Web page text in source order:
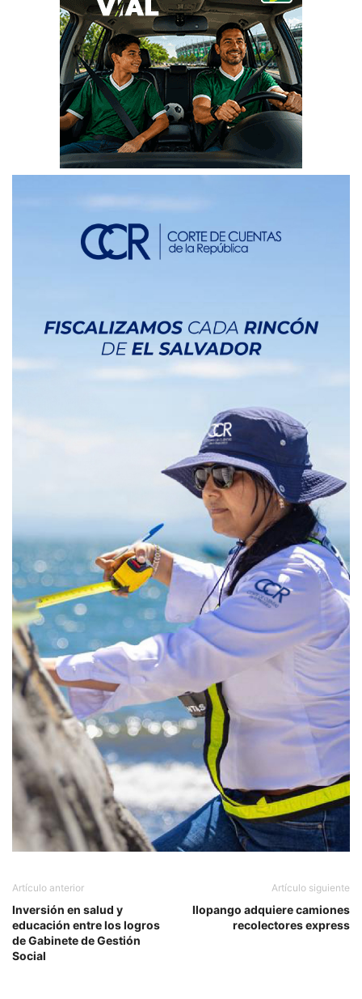
Artículo anterior
Inversión en salud y
educación entre los logros
de Gabinete de Gestión
Social
Artículo siguiente
Ilopango adquiere camiones
recolectores express